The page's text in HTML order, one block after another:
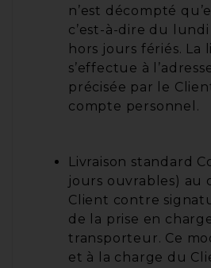
n’est décompté
c’est-à-dire du
hors jours fériés. La
s’effectue à
précisée par le
compte personnel.
Livraison standard
jours ouvrables) au
Client contre
de la prise en
transporteur. Ce
et à la charge du